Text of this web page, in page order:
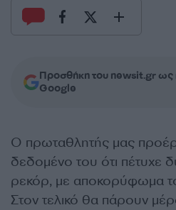
Προσθήκη του newsit.gr ως
Google
Ο πρωταθλητής μας
δεδομένο του ότι πέτυχε
ρεκόρ, με αποκορύφωμα
Στον τελικό θα πάρουν